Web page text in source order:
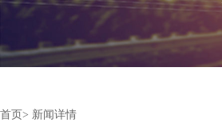
首页> 新闻详情